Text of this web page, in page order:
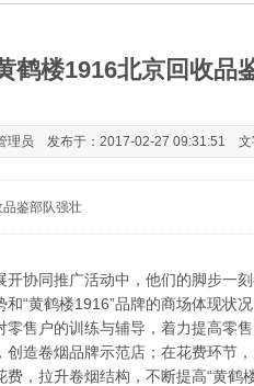
鹤楼1916北京回收品
理员 发布于：2017-02-27 09:31:51 文
鉴部队强壮
开协同推广活动中，他们的脚步一
“黄鹤楼1916”品牌的商场体现状
零售户的训练与辅导，着力提高零
创造卷烟品牌示范店；在花费环节
，拉升卷烟结构，不断提高“黄鹤